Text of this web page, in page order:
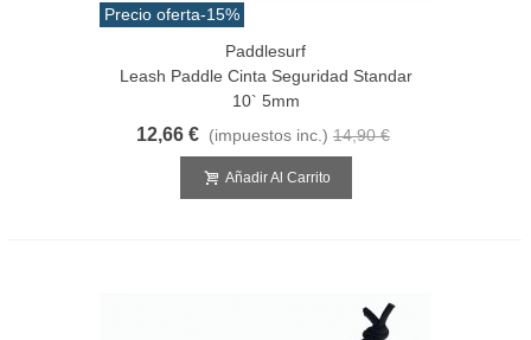
Precio oferta-15%
Paddlesurf
Leash Paddle Cinta Seguridad Standar
10` 5mm
12,66 € (impuestos inc.) 14,90 €
Añadir Al Carrito